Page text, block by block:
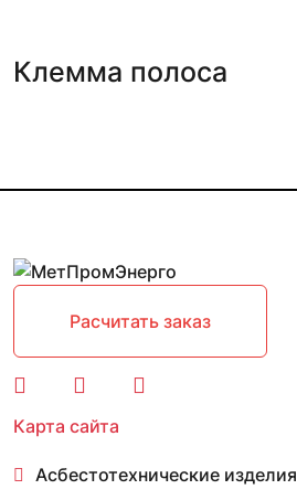
Клемма полоса
Расчитать заказ
Карта сайта
Асбестотехнические изделия